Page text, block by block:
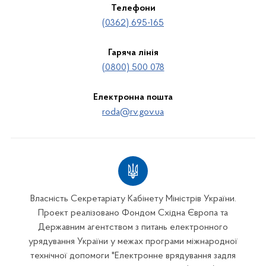
Телефони
(0362) 695-165
Гаряча лінія
(0800) 500 078
Електронна пошта
roda@rv.gov.ua
Власність Секретаріату Кабінету Міністрів України.
Проект реалізовано Фондом Східна Європа та
Державним агентством з питань електронного
урядування України у межах програми міжнародної
технічної допомоги "Електронне врядування задля